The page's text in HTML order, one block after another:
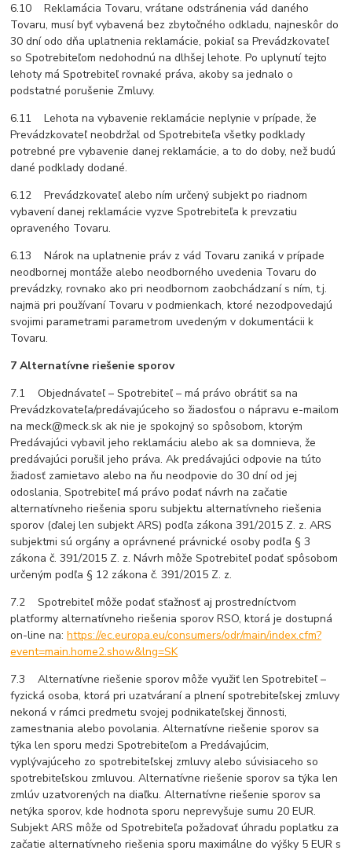
6.10 Reklamácia Tovaru, vrátane odstránenia vád daného
Tovaru, musí byť vybavená bez zbytočného odkladu, najneskôr do
30 dní odo dňa uplatnenia reklamácie, pokiaľ sa Prevádzkovateľ
so Spotrebiteľom nedohodnú na dlhšej lehote. Po uplynutí tejto
lehoty má Spotrebiteľ rovnaké práva, akoby sa jednalo o
podstatné porušenie Zmluvy.
6.11 Lehota na vybavenie reklamácie neplynie v prípade, že
Prevádzkovateľ neobdržal od Spotrebiteľa všetky podklady
potrebné pre vybavenie danej reklamácie, a to do doby, než budú
dané podklady dodané.
6.12 Prevádzkovateľ alebo ním určený subjekt po riadnom
vybavení danej reklamácie vyzve Spotrebiteľa k prevzatiu
opraveného Tovaru.
6.13 Nárok na uplatnenie práv z vád Tovaru zaniká v prípade
neodbornej montáže alebo neodborného uvedenia Tovaru do
prevádzky, rovnako ako pri neodbornom zaobchádzaní s ním, t.j.
najmä pri používaní Tovaru v podmienkach, ktoré nezodpovedajú
svojimi parametrami parametrom uvedeným v dokumentácii k
Tovaru.
7 Alternatívne riešenie sporov
7.1 Objednávateľ – Spotrebiteľ – má právo obrátiť sa na
Prevádzkovateľa/predávajúceho so žiadosťou o nápravu e-mailom
na meck@meck.sk ak nie je spokojný so spôsobom, ktorým
Predávajúci vybavil jeho reklamáciu alebo ak sa domnieva, že
predávajúci porušil jeho práva. Ak predávajúci odpovie na túto
žiadosť zamietavo alebo na ňu neodpovie do 30 dní od jej
odoslania, Spotrebiteľ má právo podať návrh na začatie
alternatívneho riešenia sporu subjektu alternatívneho riešenia
sporov (ďalej len subjekt ARS) podľa zákona 391/2015 Z. z. ARS
subjektmi sú orgány a oprávnené právnické osoby podľa § 3
zákona č. 391/2015 Z. z. Návrh môže Spotrebiteľ podať spôsobom
určeným podľa § 12 zákona č. 391/2015 Z. z.
7.2 Spotrebiteľ môže podať sťažnosť aj prostredníctvom
platformy alternatívneho riešenia sporov RSO, ktorá je dostupná
on-line na:https://ec.europa.eu/consumers/odr/main/index.cfm?
event=main.home2.show&lng=SK
7.3 Alternatívne riešenie sporov môže využiť len Spotrebiteľ –
fyzická osoba, ktorá pri uzatváraní a plnení spotrebiteľskej zmluvy
nekoná v rámci predmetu svojej podnikateľskej činnosti,
zamestnania alebo povolania. Alternatívne riešenie sporov sa
týka len sporu medzi Spotrebiteľom a Predávajúcim,
vyplývajúceho zo spotrebiteľskej zmluvy alebo súvisiaceho so
spotrebiteľskou zmluvou. Alternatívne riešenie sporov sa týka len
zmlúv uzatvorených na diaľku. Alternatívne riešenie sporov sa
netýka sporov, kde hodnota sporu neprevyšuje sumu 20 EUR.
Subjekt ARS môže od Spotrebiteľa požadovať úhradu poplatku za
začatie alternatívneho riešenia sporu maximálne do výšky 5 EUR s